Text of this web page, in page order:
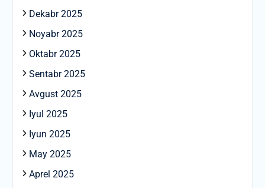
Dekabr 2025
Noyabr 2025
Oktabr 2025
Sentabr 2025
Avgust 2025
Iyul 2025
Iyun 2025
May 2025
Aprel 2025